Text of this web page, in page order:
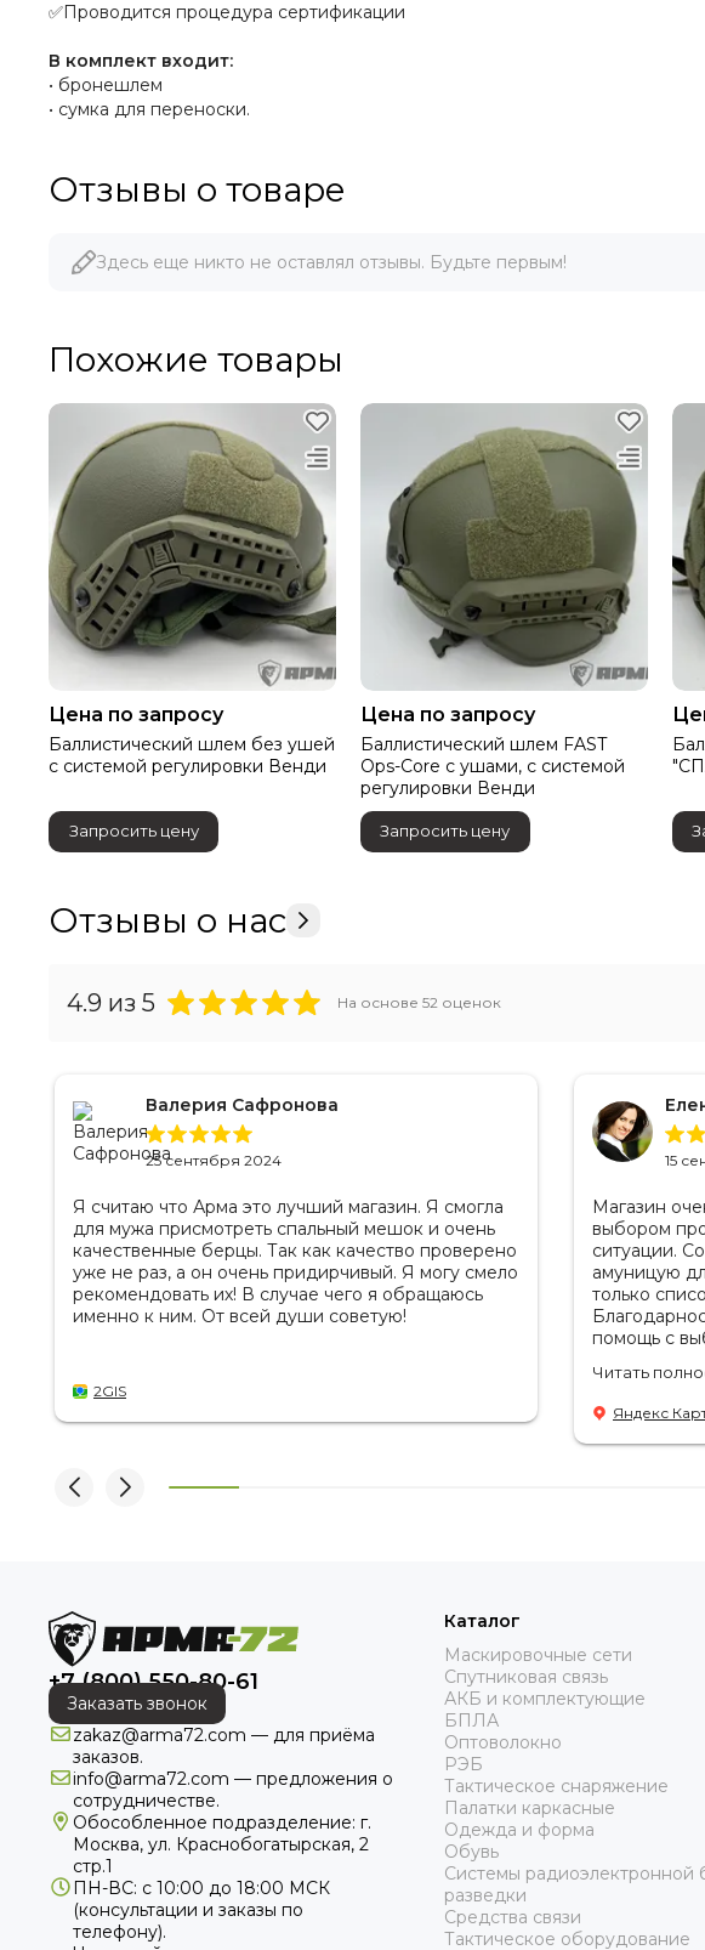
✅Проводится процедура сертификации
В комплект входит:
• бронешлем
• сумка для переноски.
Отзывы о товаре
Здесь еще никто не оставлял отзывы. Будьте первым!
Похожие товары
Цена по запросу
Баллистический шлем без ушей
с системой регулировки Венди
Запросить цену
Цена по запросу
Баллистический шлем FAST
Ops-Core с ушами, с системой
регулировки Венди
Запросить цену
Отзывы о нас
4.9 из 5 На основе 52 оценок
Валерия Сафронова
25 сентября 2024
Я считаю что Арма это лучший магазин. Я смогла
для мужа присмотреть спальный мешок и очень
качественные берцы. Так как качество проверено
уже не раз, а он очень придирчивый. Я могу смело
рекомендовать их! В случае чего я обращаюсь
именно к ним. От всей души советую!
2GIS
15
Магазин
выбором
ситуации.
амуницую
только
помощь с
российское
пару
всегда
Читать
Яндекс
+7 (800) 550-80-61
Заказать звонок
zakaz@arma72.com — для приёма
заказов.
info@arma72.com — предложения о
сотрудничестве.
Обособленное подразделение: г.
Москва, ул. Краснобогатырская, 2
стр.1
ПН-ВС: с 10:00 до 18:00 МСК
(консультации и заказы по
телефону).
Каталог
Маскировочные сети
Спутниковая связь
АКБ и комплектующие
БПЛА
Оптоволокно
РЭБ
Тактическое снаряжение
Палатки каркасные
Одежда и форма
Обувь
Системы радиоэлектронной
разведки
Средства связи
Тактическое оборудование